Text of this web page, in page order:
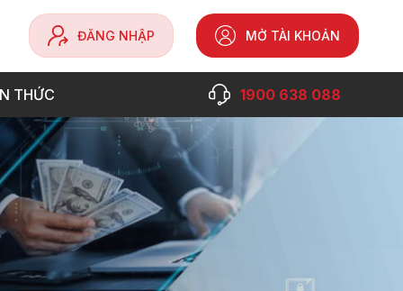
ĐĂNG NHẬP MỞ TÀI KHOẢN
THỨC 1900 638 088